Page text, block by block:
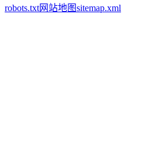
robots.txt网站地图sitemap.xml